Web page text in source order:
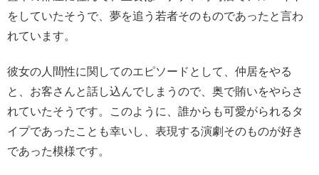
をしていたそうで、夢を追う若者そのものであったと言わ
れています。
彼女の人間性に関してのエピソードとして、仲居をやる
と、お客さんと話し込んでしまうので、奥で賄いをやらさ
れていたそうです。このように、誰からも可愛がられるタ
イプであったことも幸いし、表現する演劇そのものが好き
であった模様です。